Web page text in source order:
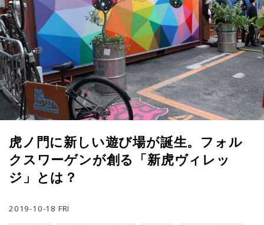
虎ノ門に新しい遊び場が誕生。フォル
クスワーゲンが創る「新虎ヴィレッ
ジ」とは？
2019-10-18 FRI